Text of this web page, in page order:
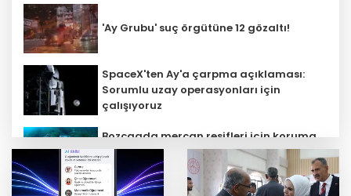
'Ay Grubu' suç örgütüne 12 gözaltı!
SpaceX'ten Ay'a çarpma açıklaması:
Sorumlu uzay operasyonları için
çalışıyoruz
Bozcaada mercan resifleri için koruma
seferberliği... 180 deniz canlısı türü kayıt
altına alındı